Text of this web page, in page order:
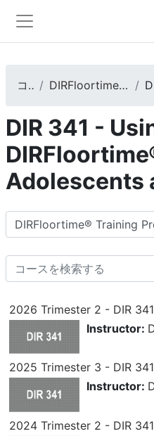
サイドパネル
コース DIRFloortime® Training Program
DIR 341 -
Adolescents
コースカテゴリ
コースを検索する
2026 Trimester 2 - DIR
Instructor:
2025 Trimester 3 - DIR
Instructor:
2024 Trimester 2 - DIR